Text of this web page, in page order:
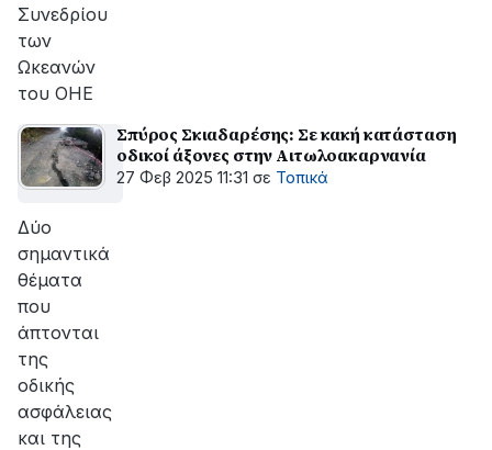
Συνεδρίου
των
Ωκεανών
του ΟΗΕ
Σπύρος Σκιαδαρέσης: Σε κακή κατάσταση
οδικοί άξονες στην Αιτωλοακαρνανία
27 Φεβ 2025 11:31 σε Τοπικά
Δύο
σημαντικά
θέματα
που
άπτονται
της
οδικής
ασφάλειας
και της